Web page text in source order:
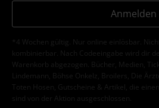
Anmelden
*4 Wochen gültig. Nur online einlösbar.
kombinierbar. Nach Codeeingabe wird dir
Warenkorb abgezogen. Bücher, Medien,
Lindemann, Böhse Onkelz, Broilers, Die
Toten Hosen, Gutscheine & Artikel, die
sind von der Aktion ausgeschlossen.